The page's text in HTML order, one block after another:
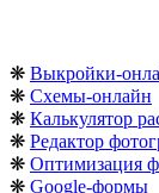
❋ Выкройки-
❋ Схемы-онлайн
❋ Калькулятор
❋ Редактор
❋ Оптимизация
❋ Google-формы